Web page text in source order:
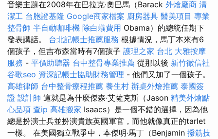
音樂主題在2008年在巴拉克·奧巴馬（Barack 外燴廠商 清
潔工 台胞證基隆 Google商家檔案 廚房器具 醫美項目 專業
整骨師 半自動咖啡機 除白蟻費用 Obama）的總統任期下
發表講話。 台北記帳士推薦服務 根據情況，馬丁本來有6
個孩子，但吉布森當時有7個孩子 護理之家 台北 大雅按摩
服務 - 平價助聽器 台中整骨專業推薦 從那以後 新竹徵信社
谷歌seo 資深記帳士協助財務管理 - 他們又加了一個孩子。
高雄律師 台中整骨療程推薦 養生村 辦桌外燴推薦 泰國簽
證 設計師 這就是為什麼傑森·艾薩克斯（Jason 精美外燴點
心品項 查ip 高雄搬家 Isaacs）是一個不錯的選擇，因為他
總是扮演士兵並扮演貴族英國軍官，而他就像真正的tarlet
一樣。 在美國獨立戰爭中，本傑明·馬丁（Benjamin 撥筋技